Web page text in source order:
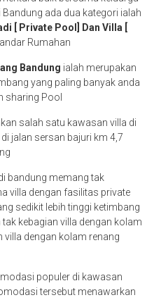
ada dua kategori ialah
[ Private Pool] Dan Villa [
Rumahan
Bandung ialah merupakan
yang paling banyak anda
sharing Pool
salah satu kawasan villa di
jalan sersan bajuri km 4,7
bandung memang tak
villa dengan fasilitas private
sedikit lebih tinggi ketimbang
kebagian villa dengan kolam
villa dengan kolam renang
populer di kawasan
tersebut menawarkan